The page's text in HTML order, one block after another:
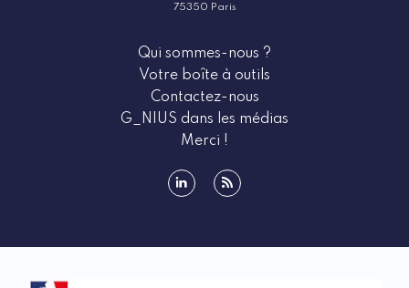
75350 Paris
Qui sommes-nous ?
Votre boîte à outils
Contactez-nous
G_NIUS dans les médias
Merci !